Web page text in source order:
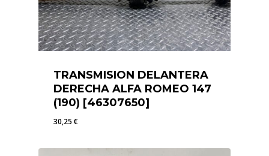
TRANSMISION DELANTERA
DERECHA ALFA ROMEO 147
(190) [46307650]
30,25€